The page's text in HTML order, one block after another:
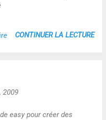
CONTINUER LA LECTURE
2009
easy pour créer des